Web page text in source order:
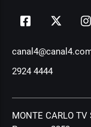
2924 4444
MONTE CARLO TV